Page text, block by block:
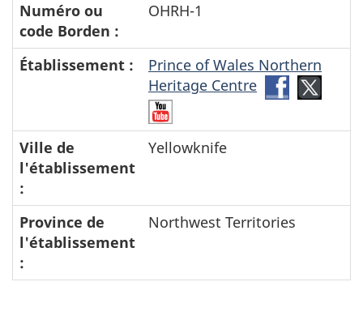
Numéro ou
code Borden :
OHRH-1
Établissement :
Prince of Wales Northern
Heritage Centre
Facebook-
Prince
of
Centre
of
Prince
of
Heritage
Centre
Ville de
l'établissement
:
Yellowknife
Province de
l'établissement
:
Northwest Territories